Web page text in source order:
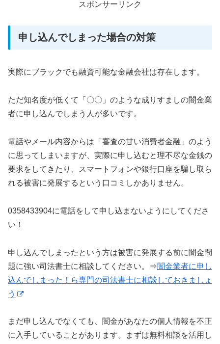
スポンサーリンク
申し込んでしまった場合の対策
実際にブラックでも融資可能な金融会社は存在します。
ただ知名度が低くて「〇〇」のような成りすましの闇金業
者に申し込んでしまう人が多いです。
電話やメール内容からは「審査の甘い消費者金融」のよう
に思ってしまいますが、実際に申し込むと理不尽な金銭の
要求をしてきたり、スマートフォンや銀行口座を騙し取ら
れる被害に発展するという口コミしかありません。
0358433904に電話をして申し込まないようにしてくださ
い！
申し込んでしまったという方は被害に発展する前に闇金問
題に強い司法書士に相談してください。⇒闇金業者に申し
込んでしまった！ら専門の司法書士に相談しておきましょ
う
まだ申し込んでなくても、闇金があなたの個人情報を不正
に入手していることがあります。まずは無料相談を活用し